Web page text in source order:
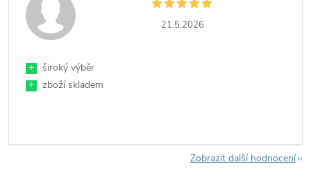
21.5.2026
+
široký výběr
+
zboží skladem
Zobrazit další hodnocení